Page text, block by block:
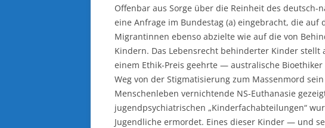
Offenbar aus Sorge über die Reinheit des deutsch-
eine Anfrage im Bundestag (a) eingebracht, die
Migrantinnen ebenso abzielte wie auf die von
Kindern. Das Lebensrecht behinderter Kinder
einem Ethik-Preis geehrte — australische Bioethiker
Weg von der Stigmatisierung zum Massenmord
Menschenleben vernichtende NS-Euthanasie
jugendpsychiatrischen „Kinderfachabteilungen“
Jugendliche ermordet. Eines dieser Kinder — und